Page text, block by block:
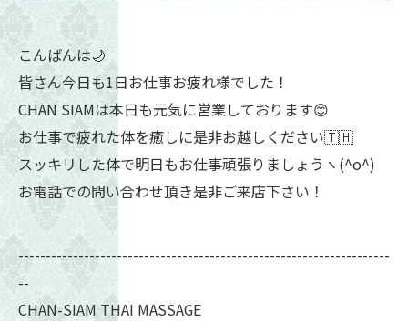
こんばんは🌙
皆さん今日も1日お仕事お疲れ様でした！
CHAN SIAMは本日も元気に営業しております😊
お仕事で疲れた体を癒しに是非お越しください🇹🇭
スッキリした体で明日もお仕事頑張りましょうヽ(^o^)
お電話での問い合わせ頂き是非ご来店下さい！
--------------------------------------------------------------------
--
CHAN-SIAM THAI MASSAGE